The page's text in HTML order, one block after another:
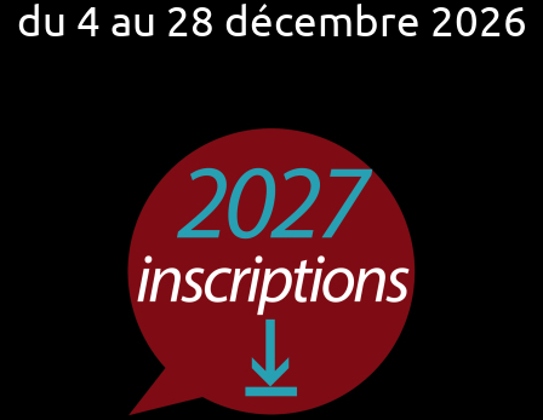
du 4 au 28 décembre 2026